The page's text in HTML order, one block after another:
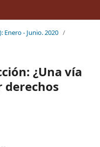
Enero - Junio. 2020 /
¿Una vía
derechos